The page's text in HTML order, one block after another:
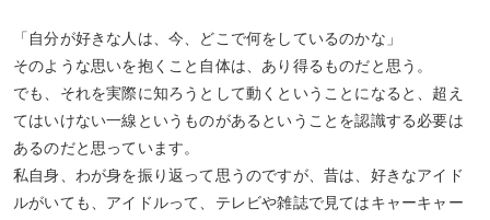
「自分が好きな人は、今、どこで何をしているのかな」
そのような思いを抱くこと自体は、あり得るものだと思う。
でも、それを実際に知ろうとして動くということになると、超え
てはいけない一線というものがあるということを認識する必要は
あるのだと思っています。
私自身、わが身を振り返って思うのですが、昔は、好きなアイド
ルがいても、アイドルって、テレビや雑誌で見てはキャーキャー